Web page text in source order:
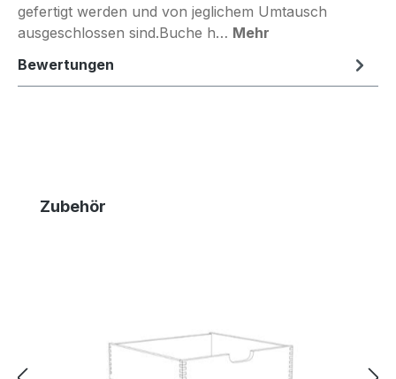
gefertigt werden und von jeglichem Umtausch
ausgeschlossen sind.Buche h… Mehr
Bewertungen
Produktgalerie überspringen
Zubehör